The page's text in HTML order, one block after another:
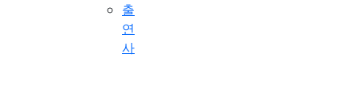
출
연
사